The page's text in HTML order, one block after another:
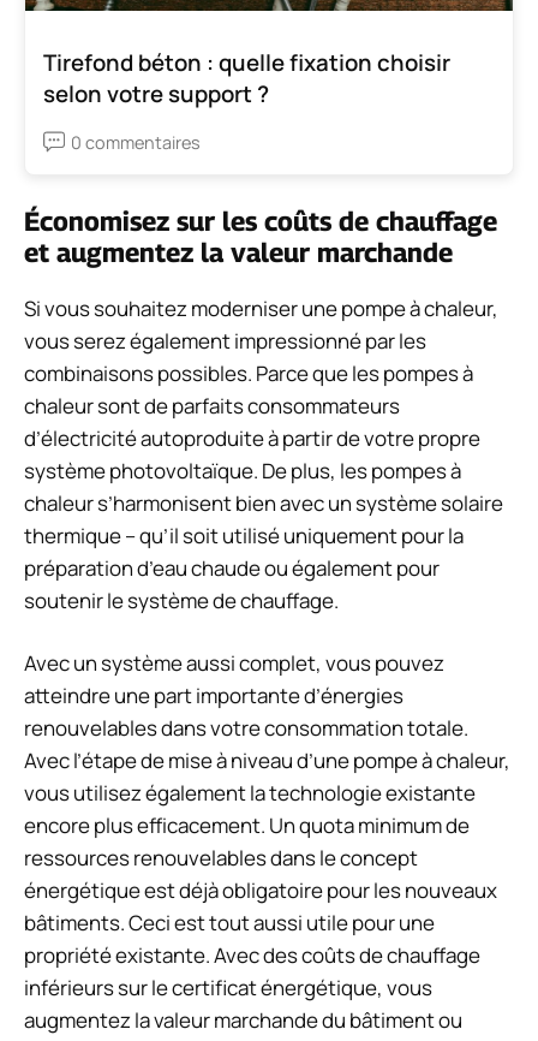
Tirefond béton : quelle fixation choisir
selon votre support ?
0 commentaires
Économisez sur les coûts de chauffage
et augmentez la valeur marchande
Si vous souhaitez moderniser une pompe à chaleur,
vous serez également impressionné par les
combinaisons possibles. Parce que les pompes à
chaleur sont de parfaits consommateurs
d’électricité autoproduite à partir de votre propre
système photovoltaïque. De plus, les pompes à
chaleur s’harmonisent bien avec un système solaire
thermique – qu’il soit utilisé uniquement pour la
préparation d’eau chaude ou également pour
soutenir le système de chauffage.
Avec un système aussi complet, vous pouvez
atteindre une part importante d’énergies
renouvelables dans votre consommation totale.
Avec l’étape de mise à niveau d’une pompe à chaleur,
vous utilisez également la technologie existante
encore plus efficacement. Un quota minimum de
ressources renouvelables dans le concept
énergétique est déjà obligatoire pour les nouveaux
bâtiments. Ceci est tout aussi utile pour une
propriété existante. Avec des coûts de chauffage
inférieurs sur le certificat énergétique, vous
augmentez la valeur marchande du bâtiment ou